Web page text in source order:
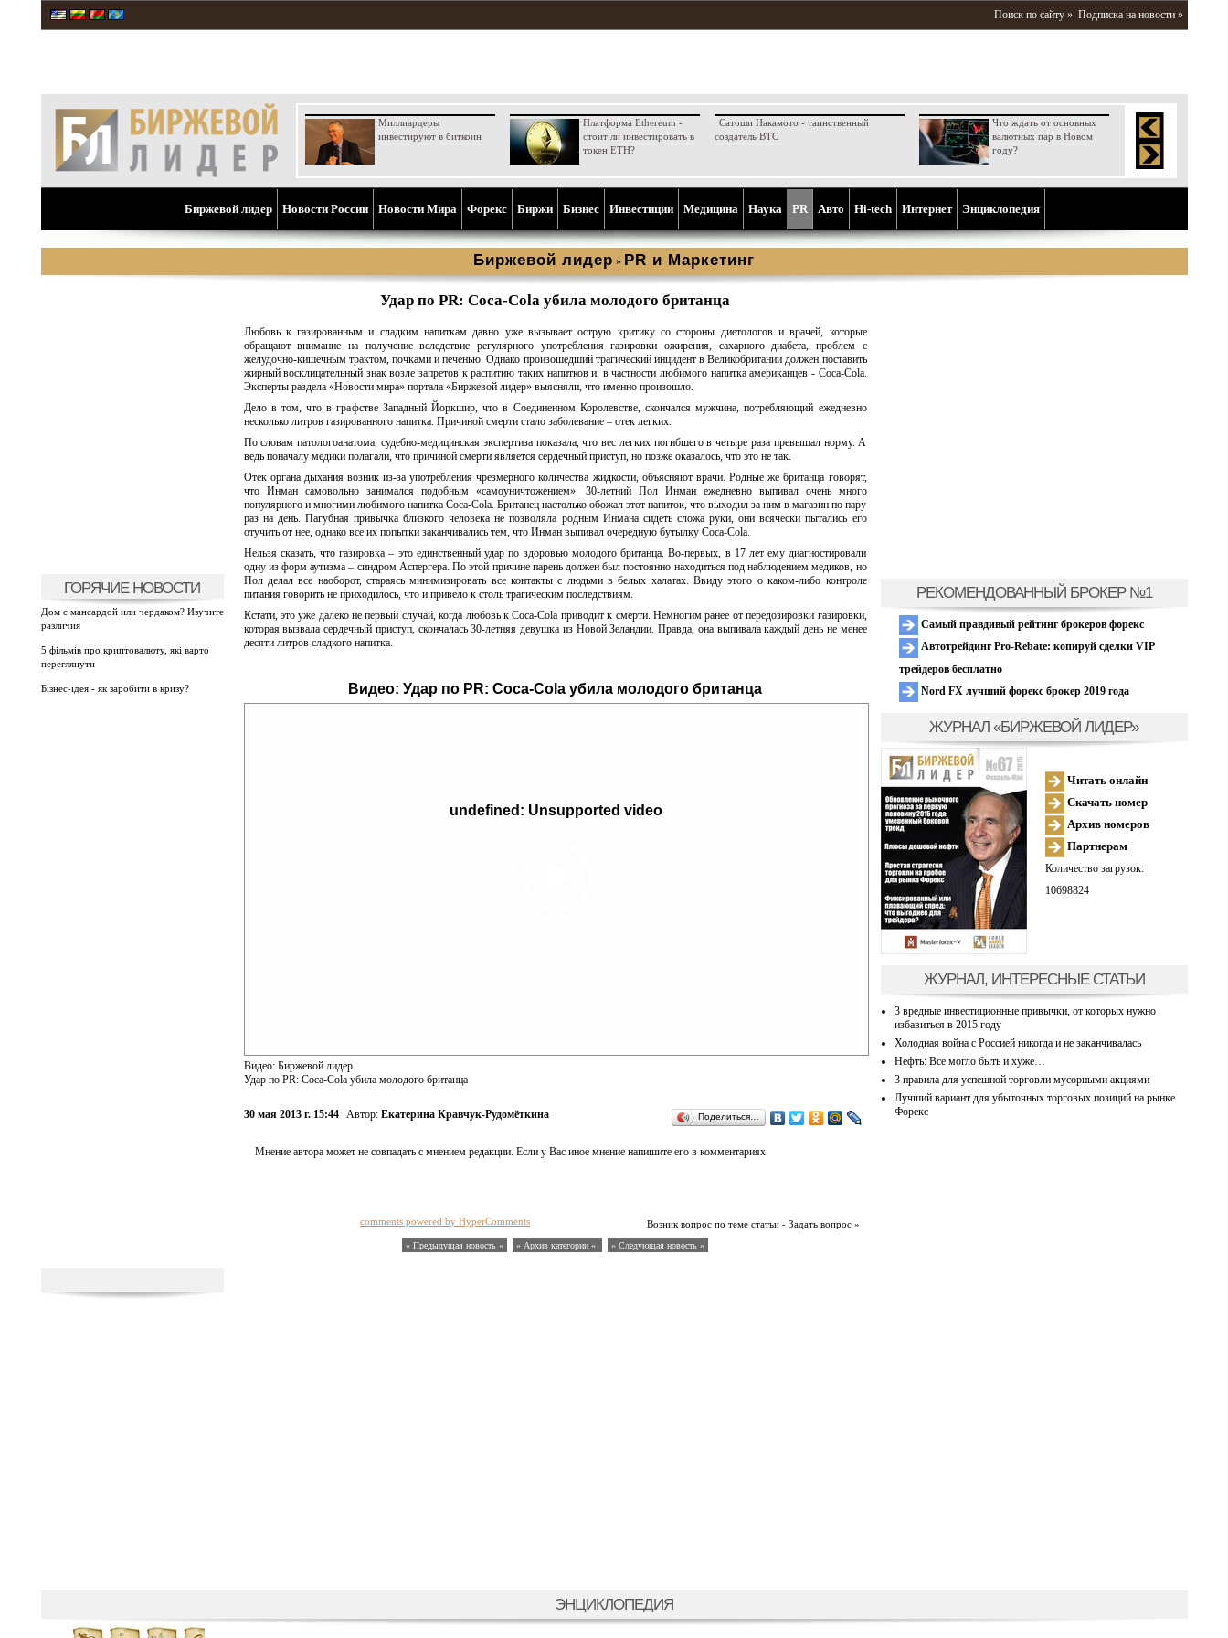
Поиск по сайту » Подписка на новости »
Миллиардеры
инвестируют в биткоин
Платформа Ethereum -
стоит ли инвестировать в
токен ETH?
Сатоши Накамото - таинственный
создатель BTC
Что ждать от основных
валютных пар в Новом
году?
Биржевой лидер Новости России Новости Мира Форекс Биржи Бизнес Инвестиции Медицина Наука PR Aвто Hi-tech Интернет Энциклопедия
Биржевой лидер » PR и Маркетинг
ГОРЯЧИЕ НОВОСТИ
Дом с мансардой или чердаком? Изучите
различия
5 фільмів про криптовалюту, які варто
переглянути
Бізнес-ідея - як заробити в кризу?
Удар по PR: Coca-Cola убила молодого британца
Любовь к газированным и сладким напиткам давно уже вызывает острую критику со стороны диетологов и врачей, которые
обращают внимание на получение вследствие регулярного употребления газировки ожирения, сахарного диабета, проблем с
желудочно-кишечным трактом, почками и печенью. Однако произошедший трагический инцидент в Великобритании должен поставить
жирный восклицательный знак возле запретов к распитию таких напитков и, в частности любимого напитка американцев - Coca-Cola.
Эксперты раздела «Новости мира» портала «Биржевой лидер» выясняли, что именно произошло.
Дело в том, что в графстве Западный Йоркшир, что в Соединенном Королевстве, скончался мужчина, потребляющий ежедневно
несколько литров газированного напитка. Причиной смерти стало заболевание – отек легких.
По словам патологоанатома, судебно-медицинская экспертиза показала, что вес легких погибшего в четыре раза превышал норму. А
ведь поначалу медики полагали, что причиной смерти является сердечный приступ, но позже оказалось, что это не так.
Отек органа дыхания возник из-за употребления чрезмерного количества жидкости, объясняют врачи. Родные же британца говорят,
что Инман самовольно занимался подобным «самоуничтожением». 30-летний Пол Инман ежедневно выпивал очень много
популярного и многими любимого напитка Coca-Cola. Британец настолько обожал этот напиток, что выходил за ним в магазин по пару
раз на день. Пагубная привычка близкого человека не позволяла родным Инмана сидеть сложа руки, они всячески пытались его
отучить от нее, однако все их попытки заканчивались тем, что Инман выпивал очередную бутылку Coca-Cola.
Нельзя сказать, что газировка – это единственный удар по здоровью молодого британца. Во-первых, в 17 лет ему диагностировали
одну из форм аутизма – синдром Аспергера. По этой причине парень должен был постоянно находиться под наблюдением медиков, но
Пол делал все наоборот, стараясь минимизировать все контакты с людьми в белых халатах. Ввиду этого о каком-либо контроле
питания говорить не приходилось, что и привело к столь трагическим последствиям.
Кстати, это уже далеко не первый случай, когда любовь к Coca-Cola приводит к смерти. Немногим ранее от передозировки газировки,
которая вызвала сердечный приступ, скончалась 30-летняя девушка из Новой Зеландии. Правда, она выпивала каждый день не менее
десяти литров сладкого напитка.
Видео: Удар по PR: Coca-Cola убила молодого британца
undefined: Unsupported video
Видео: Биржевой лидер.
Удар по PR: Coca-Cola убила молодого британца
30 мая 2013 г. 15:44 Автор: Екатерина Кравчук-Рудомёткина Поделиться…
Мнение автора может не совпадать с мнением редакции. Если у Вас иное мнение напишите его в комментариях.
Возник вопрос по теме статьи - Задать вопрос »
comments powered by HyperComments
« Предыдущая новость « » Архив категории « » Следующая новость »
РЕКОМЕНДОВАННЫЙ БРОКЕР №1
Самый правдивый рейтинг брокеров форекс
Автотрейдинг Pro-Rebate: копируй сделки VIP
трейдеров бесплатно
Nord FX лучший форекс брокер 2019 года
ЖУРНАЛ «БИРЖЕВОЙ ЛИДЕР»
Читать онлайн
Скачать номер
Архив номеров
Партнерам
Количество загрузок:
10698824
ЖУРНАЛ, ИНТЕРЕСНЫЕ СТАТЬИ
3 вредные инвестиционные привычки, от которых нужно
избавиться в 2015 году
Холодная война с Россией никогда и не заканчивалась
Нефть: Все могло быть и хуже…
3 правила для успешной торговли мусорными акциями
Лучший вариант для убыточных торговых позиций на рынке
Форекс
ЭНЦИКЛОПЕДИЯ